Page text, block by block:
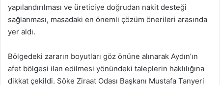
yapılandırılması ve üreticiye doğrudan nakit desteği
sağlanması, masadaki en önemli çözüm önerileri arasında
yer aldı.
Bölgedeki zararın boyutları göz önüne alınarak Aydın’ın
afet bölgesi ilan edilmesi yönündeki taleplerin haklılığına
dikkat çekildi. Söke Ziraat Odası Başkanı Mustafa Tanyeri